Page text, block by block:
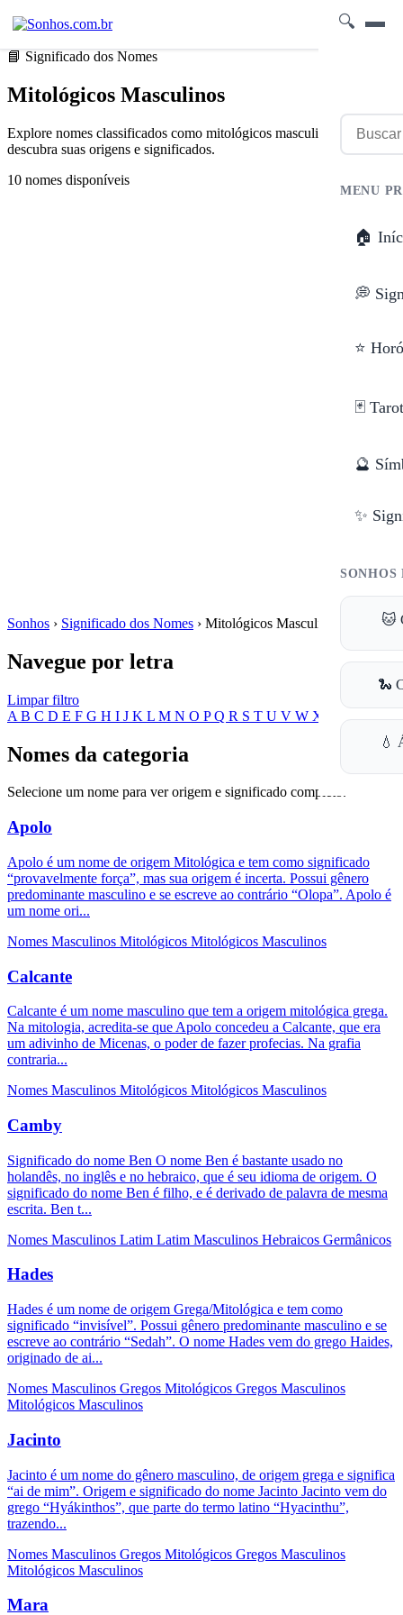
🔍
MENU
🏠
💭
⭐
🃏
🔮
✨
SONHOS
🐱
🐍
💧
📘 Significado dos Nomes
Mitológicos Masculinos
Explore nomes classificados como mitológicos masculinos e
descubra suas origens e significados.
10 nomes disponíveis
Sonhos › Significado dos Nomes › Mitológicos Masculinos
Navegue por letra
Limpar filtro
A B C D E F G H I J K L M N O PQ R S T U V W X
Nomes da categoria
Selecione um nome para ver origem e significado completo.
Apolo
Apolo é um nome de origem Mitológica e tem como significado
“provavelmente força”, mas sua origem é incerta. Possui gênero
predominante masculino e se escreve ao contrário “Olopa”. Apolo é
um nome ori...
Nomes Masculinos Mitológicos Mitológicos Masculinos
Calcante
Calcante é um nome masculino que tem a origem mitológica grega.
Na mitologia, acredita-se que Apolo concedeu a Calcante, que era
um adivinho de Micenas, o poder de fazer profecias. Na grafia
contraria...
Nomes Masculinos Mitológicos Mitológicos Masculinos
Camby
Significado do nome Ben O nome Ben é bastante usado no
holandês, no inglês e no hebraico, que é seu idioma de origem. O
significado do nome Ben é filho, e é derivado de palavra de mesma
escrita. Ben t...
Nomes Masculinos Latim Latim Masculinos Hebraicos Germânicos
Hades
Hades é um nome de origem Grega/Mitológica e tem como
significado “invisível”. Possui gênero predominante masculino e se
escreve ao contrário “Sedah”. O nome Hades vem do grego Haides,
originado de ai...
Nomes Masculinos Gregos Mitológicos Gregos Masculinos
Mitológicos Masculinos
Jacinto
Jacinto é um nome do gênero masculino, de origem grega e significa
“ai de mim”. Origem e significado do nome Jacinto Jacinto vem do
grego “Hyákinthos”, que parte do termo latino “Hyacinthu”,
trazendo...
Nomes Masculinos Gregos Mitológicos Gregos Masculinos
Mitológicos Masculinos
Mara